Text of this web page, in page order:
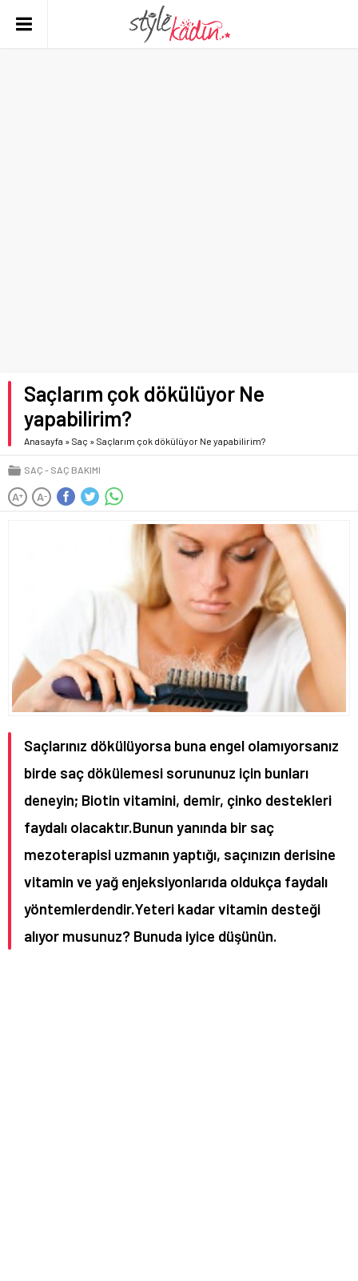
Saçlarım çok dökülüyor Ne
yapabilirim?
Anasayfa » Saç » Saçlarım çok dökülüyor Ne yapabilirim?
SAÇ SAÇ BAKIMI
A+ A-
Saçlarınız dökülüyorsa buna engel olamıyorsanız
birde saç dökülemesi sorununuz için bunları
deneyin; Biotin vitamini, demir, çinko destekleri
faydalı olacaktır.Bunun yanında bir saç
mezoterapisi uzmanın yaptığı, saçınızın derisine
vitamin ve yağ enjeksiyonlarıda oldukça faydalı
yöntemlerdendir.Yeteri kadar vitamin desteği
alıyor musunuz? Bunuda iyice düşünün.